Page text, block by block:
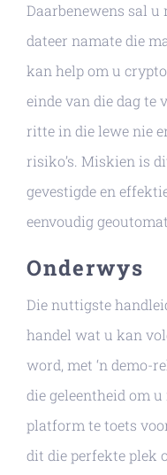
Daarbenewens sal u
dateer namate die
kan help om u
einde van die dag te
ritte in die lewe nie
risiko’s. Miskien is
gevestigde en
eenvoudig
Onderwys
Die nuttigste
handel wat u kan
word, met ‘n demo-
die geleentheid om
platform te toets
dit die perfekte plek